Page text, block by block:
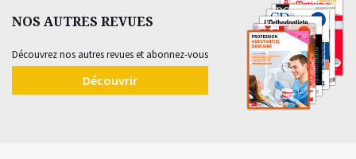
NOS AUTRES REVUES
Découvrez nos autres revues et abonnez-vous
Découvrir